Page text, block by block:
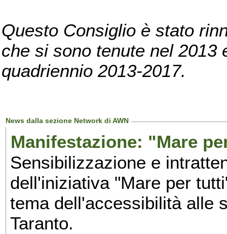
Questo Consiglio è stato
che si sono tenute nel 2013
quadriennio 2013-2017.
News dalla sezione Network di AWN
Manifestazione: "Mare
Sensibilizzazione e
dell'iniziativa "Mare per
tema dell'accessibilità alle
Taranto.